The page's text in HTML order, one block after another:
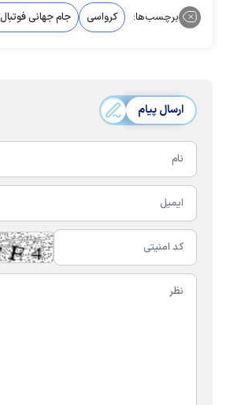
برچسب‌ها: کرواسی جام جهانی فوتبال 2018 روسیه
ارسال پیام